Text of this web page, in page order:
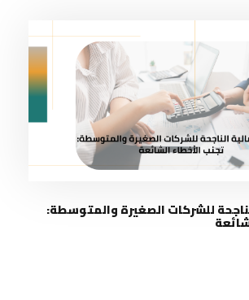
للشركات الصغيرة والمتوسطة: